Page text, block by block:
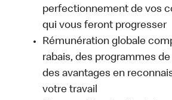
perfectionnement de vos
qui vous feront progresser
Rémunération globale
rabais, des programmes
des avantages en
votre travail